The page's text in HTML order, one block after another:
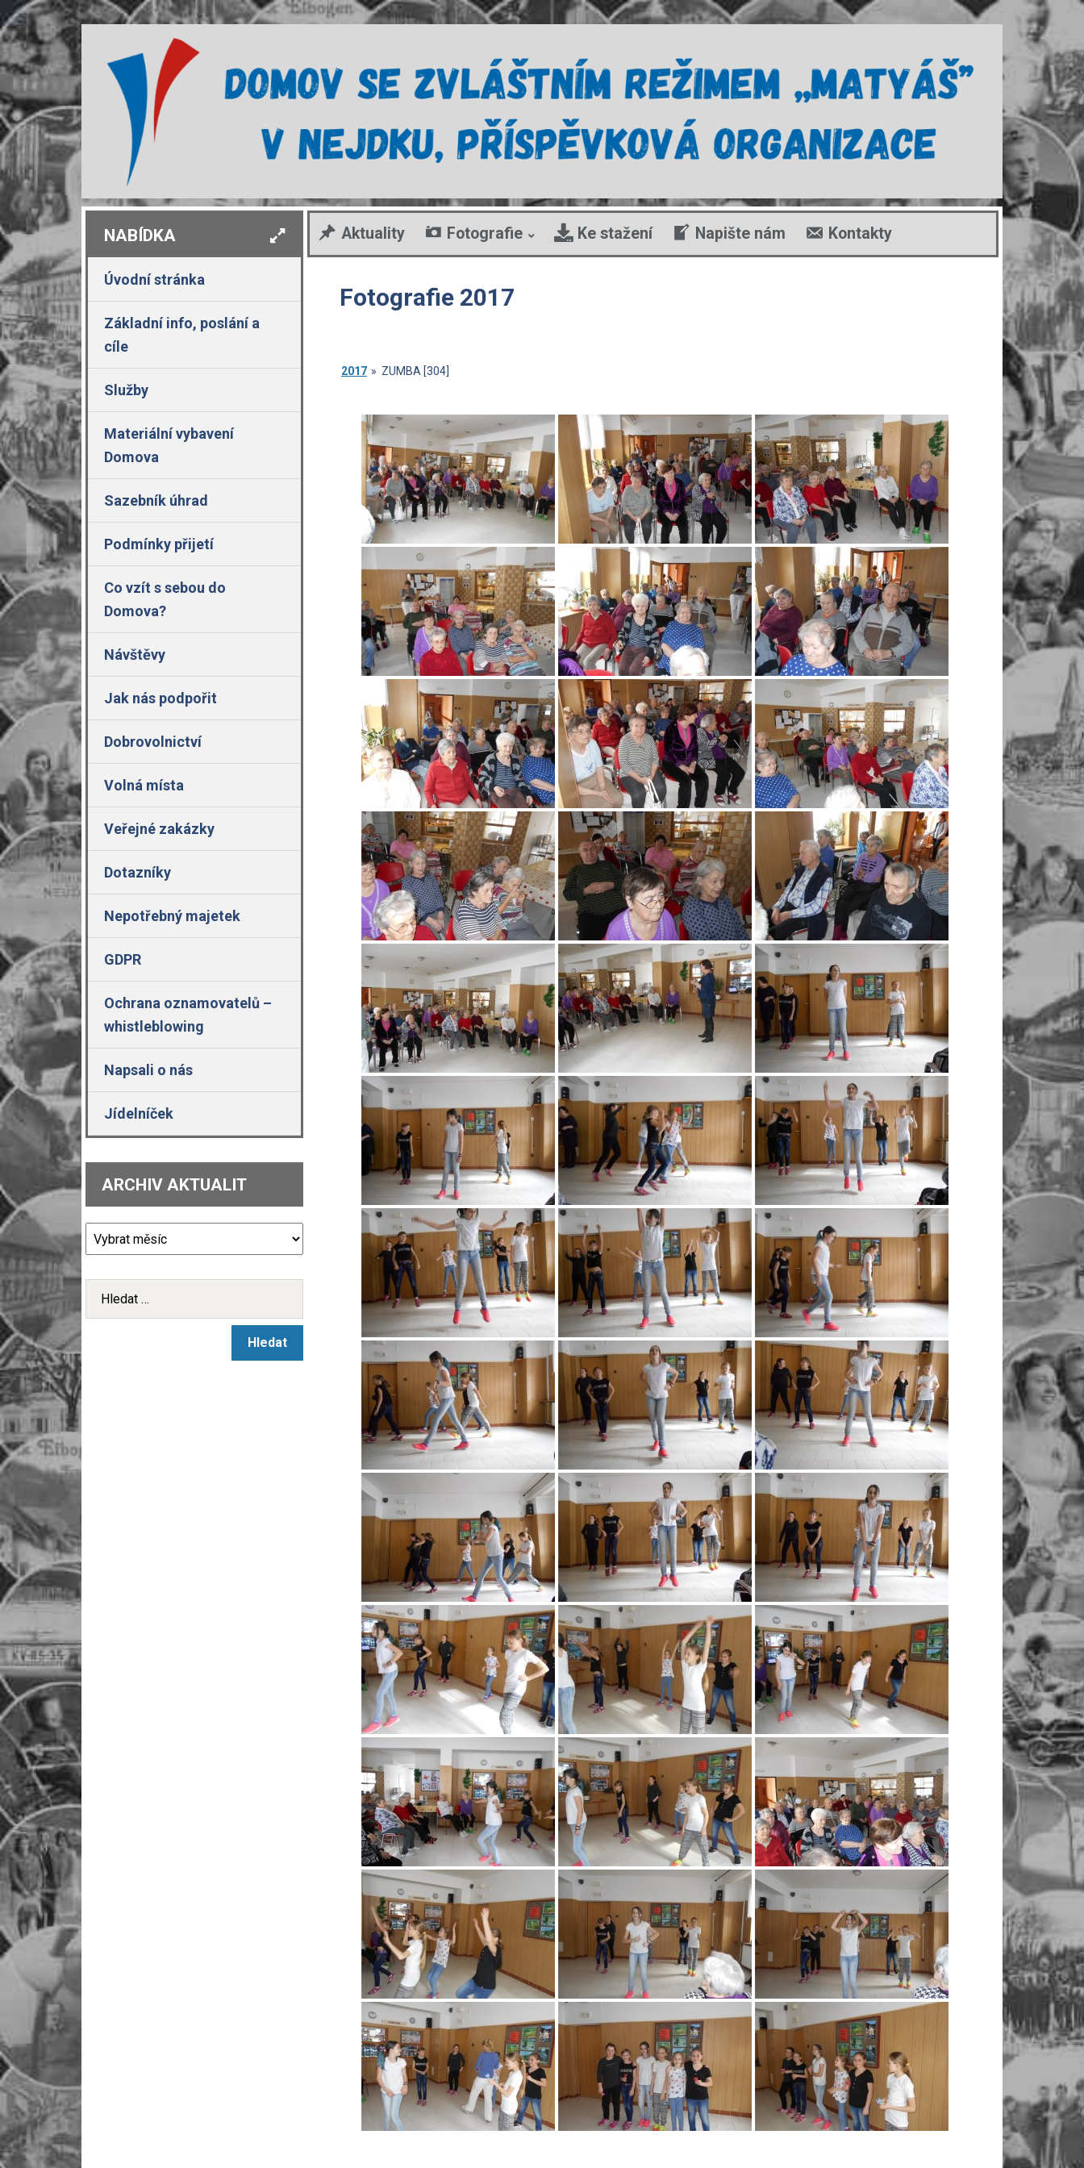
Aktuality Fotografie Ke stažení Napište nám Kontakty
Fotografie 2017
2017 » ZUMBA [304]
NABÍDKA
Úvodní stránka
Základní info, poslání a
cíle
Služby
Materiální vybavení
Domova
Sazebník úhrad
Podmínky přijetí
Co vzít s sebou do
Domova?
Návštěvy
Jak nás podpořit
Dobrovolnictví
Volná místa
Veřejné zakázky
Dotazníky
Nepotřebný majetek
GDPR
Ochrana oznamovatelů –
whistleblowing
Napsali o nás
Jídelníček
ARCHIV AKTUALIT